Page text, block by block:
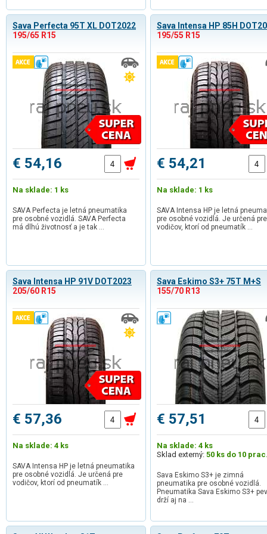
Sava Perfecta 95T XL DOT2022
195/65 R15
€ 54,16
Na sklade: 1 ks
SAVA Perfecta je letná pneumatika
pre osobné vozidlá. SAVA Perfecta
má dlhú životnosť a je tak …
Sava Intensa HP 85H
195/55 R15
€ 54,21
Na sklade: 1 ks
SAVA Intensa HP je letná
pre osobné vozidlá. Je určená pre
vodičov, ktorí od pneumatík …
Sava Intensa HP 91V DOT2023
205/60 R15
€ 57,36
Na sklade: 4 ks
SAVA Intensa HP je letná pneumatika
pre osobné vozidlá. Je určená pre
vodičov, ktorí od pneumatík …
Sava Eskimo S3+ 75T M+S
155/70 R13
€ 57,51
Na sklade: 4 ks
Sklad externý: 50 ks do 10
Sava Eskimo S3+ je zimná
pneumatika pre osobné vozidlá.
Pneumatika Sava Eskimo S3+
drží aj na …